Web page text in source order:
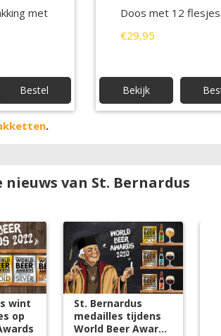
met
Bestel
Doos met 12 flesjes
€29,95
Bekijk
.
van St. Bernardus
wint
op
St. Bernardus
medailles tijdens
World Beer Awards